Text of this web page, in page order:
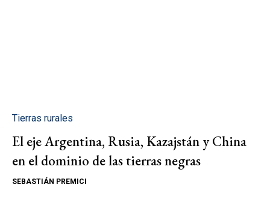
Tierras rurales
El eje Argentina, Rusia, Kazajstán y China
en el dominio de las tierras negras
SEBASTIÁN PREMICI